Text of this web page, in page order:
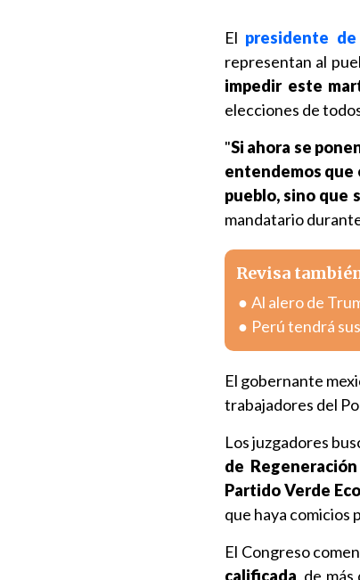
El presidente
representan al
impedir este
elecciones de
"Si ahora se
entendemos que
pueblo, sino que
mandatario
Revisa
Al alero de
Perú tendrá
El gobernante
trabajadores del
Los juzgadores
de
Partido Verde
que haya comicios
El Congreso
calificada, de